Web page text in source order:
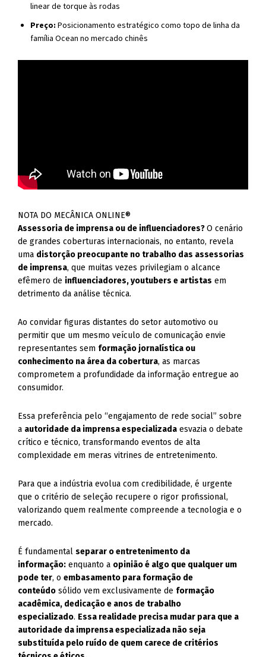
linear de torque às rodas
Preço: Posicionamento estratégico como topo de linha da
família Ocean no mercado chinês
NOTA DO MECÂNICA ONLINE®
Assessoria de imprensa ou de influenciadores?O cenário
de grandes coberturas internacionais, no entanto, revela
uma distorção preocupante no trabalho das assessorias
de imprensa, que muitas vezes privilegiam o alcance
efêmero de influenciadores, youtubers e artistas em
detrimento da análise técnica.
Ao convidar figuras distantes do setor automotivo ou
permitir que um mesmo veículo de comunicação envie
representantes sem formação jornalística ou
conhecimento na área da cobertura, as marcas
comprometem a profundidade da informação entregue ao
consumidor.
Essa preferência pelo “engajamento de rede social” sobre
a autoridade da imprensa especializada esvazia o debate
crítico e técnico, transformando eventos de alta
complexidade em meras vitrines de entretenimento.
Para que a indústria evolua com credibilidade, é urgente
que o critério de seleção recupere o rigor profissional,
valorizando quem realmente compreende a tecnologia e o
mercado.
É fundamentalseparar o entretenimento da
informação: enquanto a opinião é algo que qualquer um
pode ter, oembasamento para formação de
conteúdo sólido vem exclusivamente de formação
acadêmica, dedicação e anos de trabalho
especializado. Essa realidade precisa mudar para que a
autoridade da imprensa especializada não seja
substituída pelo ruído de quem carece de critérios